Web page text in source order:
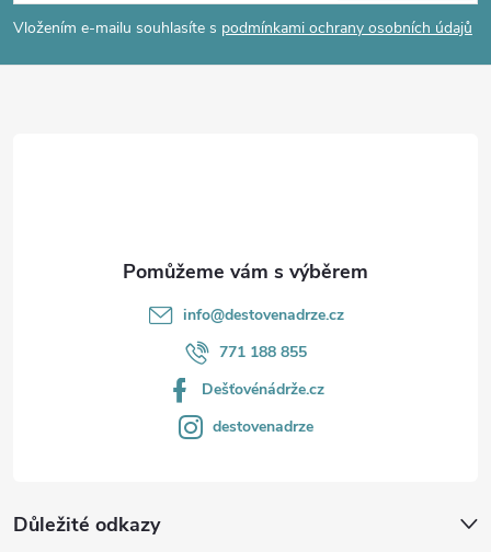
pVložením e-mailu souhlasíte s podmínkami ochrany osobních údajů
Důležité odkazy
info@destovenadrze.cz
771 188 855
Dešťovénádrže.cz
destovenadrze